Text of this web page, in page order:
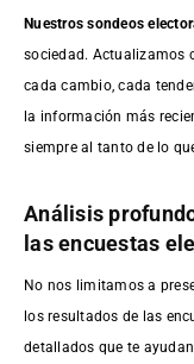
Nuestros sondeos
sociedad. Actualizamos
cada cambio, cada
la información más
siempre al tanto de lo
Análisis
las encuestas
No nos limitamos a
los resultados de las
detallados que te